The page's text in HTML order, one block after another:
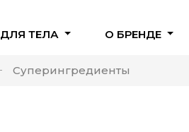
ДЛЯ ТЕЛА О БРЕНДЕ
Cуперингредиенты